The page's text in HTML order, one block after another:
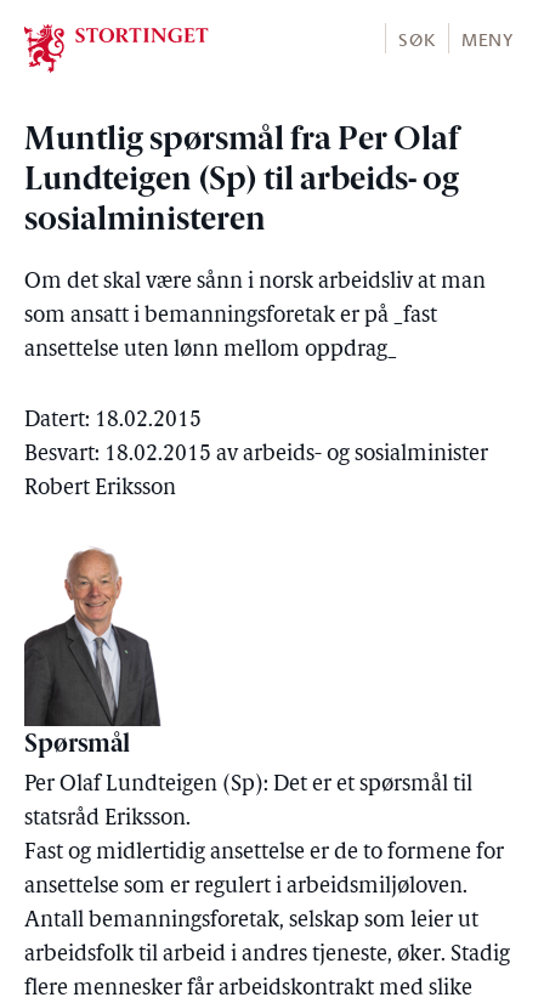
Stortinget.no
SØK MENY
Muntlig spørsmål fra Per Olaf
Lundteigen (Sp) til arbeids- og
sosialministeren
Om det skal være sånn i norsk arbeidsliv at man
som ansatt i bemanningsforetak er på _fast
ansettelse uten lønn mellom oppdrag_
Datert: 18.02.2015
Besvart: 18.02.2015 av arbeids- og sosialminister
Robert Eriksson
Spørsmål
Per Olaf Lundteigen (Sp): Det er et spørsmål til
statsråd Eriksson.
Fast og midlertidig ansettelse er de to formene for
ansettelse som er regulert i arbeidsmiljøloven.
Antall bemanningsforetak, selskap som leier ut
arbeidsfolk til arbeid i andres tjeneste, øker. Stadig
flere mennesker får arbeidskontrakt med slike